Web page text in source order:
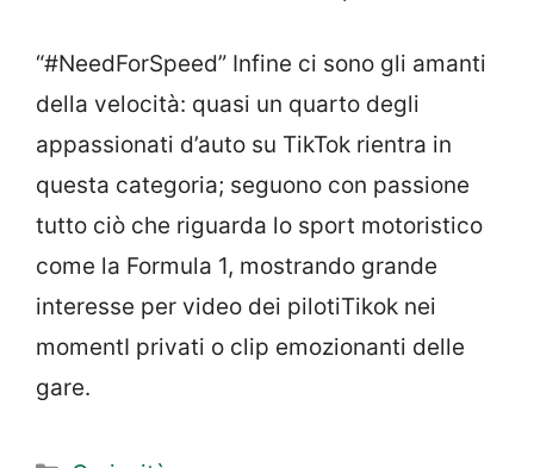
“#NeedForSpeed” Infine ci sono gli amanti
della velocità: quasi un quarto degli
appassionati d’auto su TikTok rientra in
questa categoria; seguono con passione
tutto ciò che riguarda lo sport motoristico
come la Formula 1, mostrando grande
interesse per video dei pilotiTikok nei
momentI privati o clip emozionanti delle
gare.